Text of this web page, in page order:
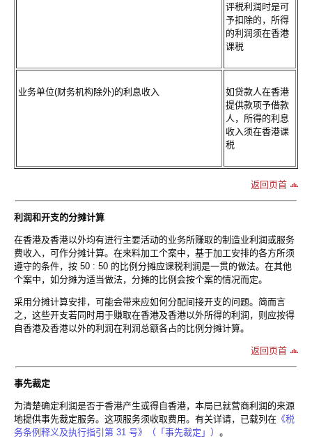
评税利润时是可
予扣除的，所得
的利润须在香港
课税
业务单位(财务机构除外)的利息收入
如贷款人在香港
提供款项予借款
人，所得的利息
收入须在香港课
税
返回页首
利润和开支的分摊计算
在香港及香港以外均有进行主要活动的业务所赚取的制造业利润或服务
费收入，可作分摊计算。在来料加工个案中，基于加工安排的各方所须
遵守的条件，按 50 : 50 的比例分摊应课税利润是一贯的做法。在其他
个案中，如分摊为适当做法，分摊的比例会按个案的情况而定。
采用分摊计算安排，可能会带来应如何分配间接开支的问题。简而言
之，这些开支若同时用于赚取在香港及香港以外所得的利润，则应按得
自香港及香港以外的利润在利润总额各占的比例分摊计算。
返回页首
事先裁定
为清楚确定利润是否于香港产生或得自香港，本局已就营商利润的来源
地提供事先裁定服务。这项服务须收取费用。有关详请，已载列在 《税
务条例释义及执行指引第 31 号》（「事先裁定」） 。